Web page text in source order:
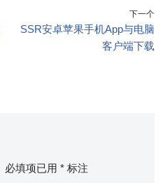
下一个
SSR安卓苹果手机App与电脑
客户端下载
必填项已用 * 标注